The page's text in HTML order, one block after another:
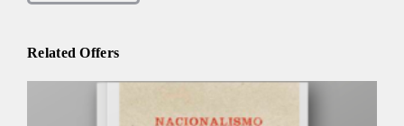
Related Offers